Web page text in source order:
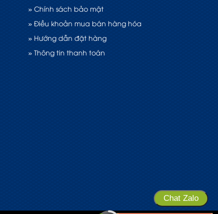
» Chính sách bảo mật
» Điều khoản mua bán hàng hóa
» Hướng dẫn đặt hàng
» Thông tin thanh toán
Chat Zalo